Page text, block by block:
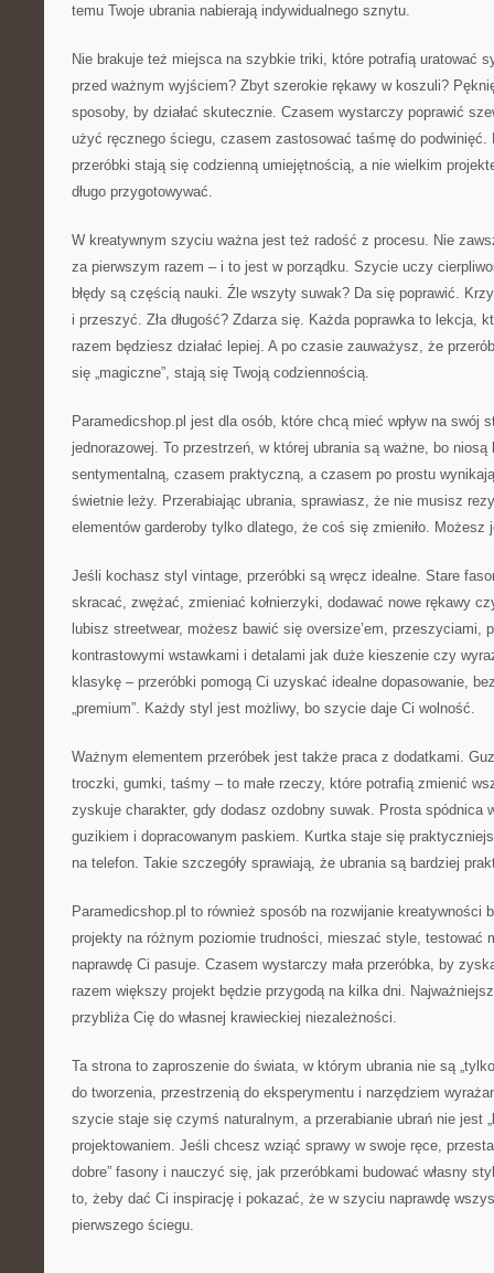
temu Twoje ubrania nabierają indywidualnego sznytu.
Nie brakuje też miejsca na szybkie triki, które potrafią uratować
przed ważnym wyjściem? Zbyt szerokie rękawy w koszuli?
sposoby, by działać skutecznie. Czasem wystarczy poprawić
użyć ręcznego ściegu, czasem zastosować taśmę do podwinięć.
przeróbki stają się codzienną umiejętnością, a nie wielkim
długo przygotowywać.
W kreatywnym szyciu ważna jest też radość z procesu. Nie
za pierwszym razem – i to jest w porządku. Szycie uczy
błędy są częścią nauki. Źle wszyty suwak? Da się poprawić.
i przeszyć. Zła długość? Zdarza się. Każda poprawka to lekcja,
razem będziesz działać lepiej. A po czasie zauważysz, że
się „magiczne”, stają się Twoją codziennością.
Paramedicshop.pl jest dla osób, które chcą mieć wpływ na swój
jednorazowej. To przestrzeń, w której ubrania są ważne, bo
sentymentalną, czasem praktyczną, a czasem po prostu
świetnie leży. Przerabiając ubrania, sprawiasz, że nie musisz
elementów garderoby tylko dlatego, że coś się zmieniło. Możesz
Jeśli kochasz styl vintage, przeróbki są wręcz idealne. Stare
skracać, zwężać, zmieniać kołnierzyki, dodawać nowe rękawy
lubisz streetwear, możesz bawić się oversize’em, przeszyciami,
kontrastowymi wstawkami i detalami jak duże kieszenie czy
klasykę – przeróbki pomogą Ci uzyskać idealne dopasowanie,
„premium”. Każdy styl jest możliwy, bo szycie daje Ci wolność.
Ważnym elementem przeróbek jest także praca z dodatkami.
troczki, gumki, taśmy – to małe rzeczy, które potrafią zmienić
zyskuje charakter, gdy dodasz ozdobny suwak. Prosta spódnica
guzikiem i dopracowanym paskiem. Kurtka staje się
na telefon. Takie szczegóły sprawiają, że ubrania są bardziej
Paramedicshop.pl to również sposób na rozwijanie kreatywności
projekty na różnym poziomie trudności, mieszać style, testować
naprawdę Ci pasuje. Czasem wystarczy mała przeróbka, by
razem większy projekt będzie przygodą na kilka dni.
przybliża Cię do własnej krawieckiej niezależności.
Ta strona to zaproszenie do świata, w którym ubrania nie są
do tworzenia, przestrzenią do eksperymentu i narzędziem
szycie staje się czymś naturalnym, a przerabianie ubrań nie jest
projektowaniem. Jeśli chcesz wziąć sprawy w swoje ręce,
dobre” fasony i nauczyć się, jak przeróbkami budować własny
to, żeby dać Ci inspirację i pokazać, że w szyciu naprawdę
pierwszego ściegu.